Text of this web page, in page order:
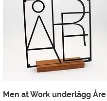
Snabbvisning
Men at Work underlägg Åre